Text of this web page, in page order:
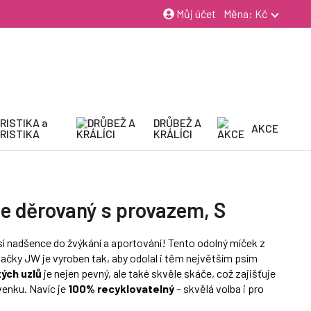
Můj účet Měna: Kč
a
DRŮBEŽ A
KRÁLÍCI
AKCE
děrovaný s provazem, S
nadšence do žvýkání a aportování! Tento odolný míček z
JW je vyroben tak, aby odolal i těm největším psím
uzlů je nejen pevný, ale také skvěle skáče, což zajišťuje
Navíc je 100% recyklovatelný– skvělá volba i pro